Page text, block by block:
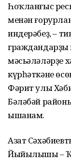
Һоҡланғыс
менән
индерәбеҙ, –
мәсьәләләрҙе
күрһәткәне
Фәрит улы
Бәләбәй
ышанам.
Азат
Йыйылышы –